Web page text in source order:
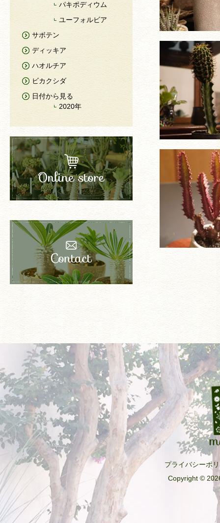
パキポディウム
ユーフォルビア
サボテン
ディッキア
ハオルチア
ビカクシダ
日付から見る
2020年
プライバシーポ
Copyright ©